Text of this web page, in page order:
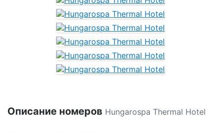
Описание номеров Hungarospa Thermal Hotel